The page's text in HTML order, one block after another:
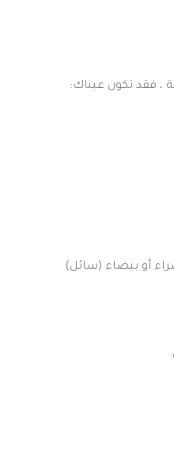
، فقد تكون عيناك:
أو بيضاء (سائل)